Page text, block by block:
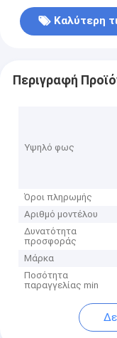
Καλύτερη
Περιγραφή
Υψηλό φως
Όροι πληρωμής
Αριθμό μοντέλου
Δυνατότητα
προσφοράς
Μάρκα
Ποσότητα
παραγγελίας min